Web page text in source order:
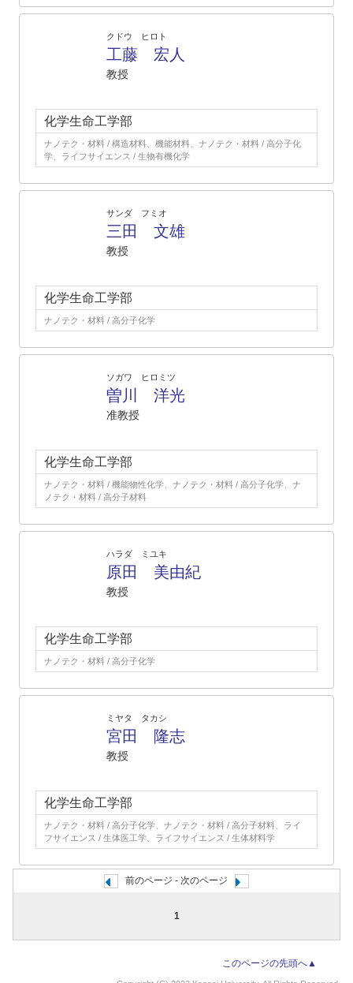
クドウ ヒロト
工藤 宏人
教授
化学生命工学部
ナノテク・材料 / 構造材料、機能材料、ナノテク・材料 / 高分子化
学、ライフサイエンス / 生物有機化学
サンダ フミオ
三田 文雄
教授
化学生命工学部
ナノテク・材料 / 高分子化学
ソガワ ヒロミツ
曽川 洋光
准教授
化学生命工学部
ナノテク・材料 / 機能物性化学、ナノテク・材料 / 高分子化学、ナ
ノテク・材料 / 高分子材料
ハラダ ミユキ
原田 美由紀
教授
化学生命工学部
ナノテク・材料 / 高分子化学
ミヤタ タカシ
宮田 隆志
教授
化学生命工学部
ナノテク・材料 / 高分子化学、ナノテク・材料 / 高分子材料、ライ
フサイエンス / 生体医工学、ライフサイエンス / 生体材料学
前のページ - 次のページ
1
このページの先頭へ▲